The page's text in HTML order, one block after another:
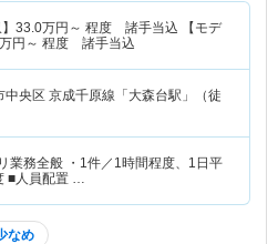
33.0万円～ 程度 諸手当込 【モデ
万円～ 程度 諸手当込
中央区 京成千原線「大森台駅」（徒
業務全般 ・1件／1時間程度、1日平
■人員配置 …
なめ